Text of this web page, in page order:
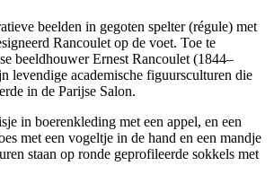
beelden in gegoten spelter (régule) met
Rancoulet op de voet. Toe te
beeldhouwer Ernest Rancoulet (1844–
levendige academische figuursculturen die
in de Parijse Salon.
in boerenkleding met een appel, en een
met een vogeltje in de hand en een mandje
staan op ronde geprofileerde sokkels met